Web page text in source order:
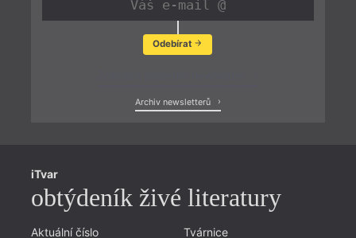
Odebírat
Archiv newsletterů
iTvar
obtýdeník živé literatury
Aktuální číslo
Tvárnice